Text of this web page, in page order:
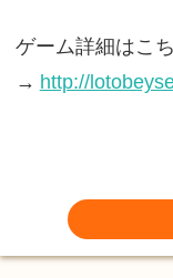
ゲーム詳細はこ
→ http://